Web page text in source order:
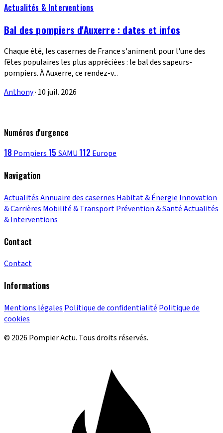
Actualités & Interventions
Bal des pompiers d'Auxerre : dates et infos
Chaque été, les casernes de France s'animent pour l'une des
fêtes populaires les plus appréciées : le bal des sapeurs-
pompiers. À Auxerre, ce rendez-v...
Anthony· 10 juil. 2026
Numéros d'urgence
18 Pompiers 15 SAMU 112 Europe
Navigation
ActualitésAnnuaire des casernes Habitat & Énergie Innovation
& Carrières Mobilité & TransportPrévention & SantéActualités
& Interventions
Contact
Contact
Informations
Mentions légales Politique de confidentialité Politique de
cookies
© 2026 Pompier Actu. Tous droits réservés.